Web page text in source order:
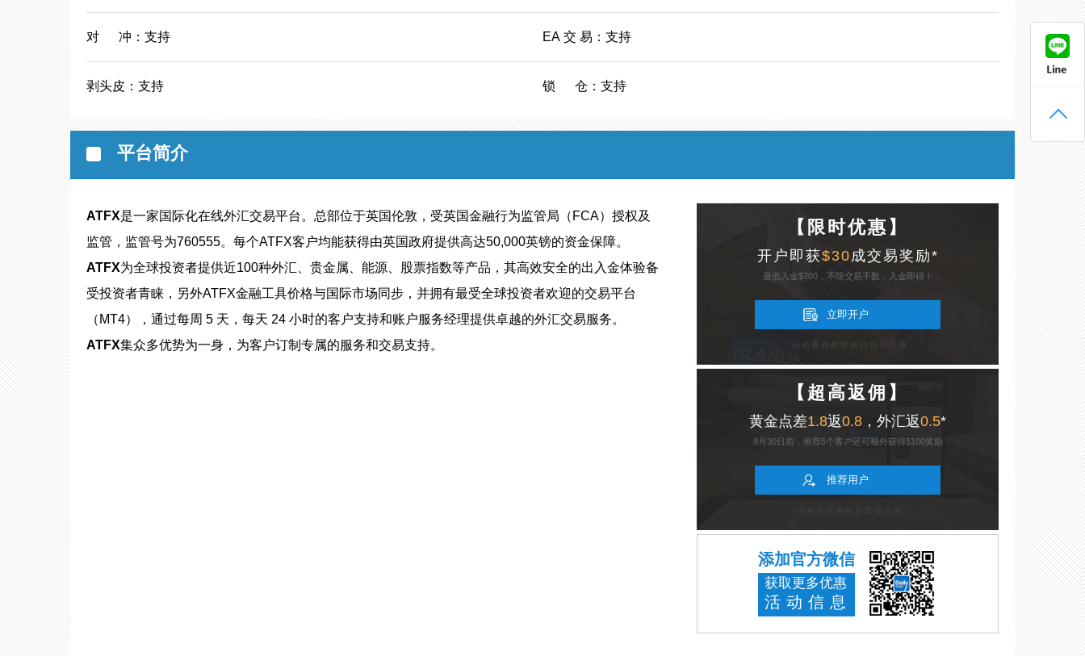
对 冲：支持 EA 交 易：支持
剥头皮：支持 锁 仓：支持
平台简介
ATFX是一家国际化在线外汇交易平台。总部位于英国伦敦，受英国金融行为监管局（FCA）授权及
监管，监管号为760555。每个ATFX客户均能获得由英国政府提供高达50,000英镑的资金保障。
ATFX为全球投资者提供近100种外汇、贵金属、能源、股票指数等产品，其高效安全的出入金体验备
受投资者青睐，另外ATFX金融工具价格与国际市场同步，并拥有最受全球投资者欢迎的交易平台
（MT4），通过每周 5 天，每天 24 小时的客户支持和账户服务经理提供卓越的外汇交易服务。
ATFX集众多优势为一身，为客户订制专属的服务和交易支持。
【限时优惠】
开户即获$30成交易奖励*
最低入金$700，不限交易手数，入金即得！
立即开户
*活动最终解释权归我们所有
【超高返佣】
黄金点差1.8返0.8 ，外汇返0.5*
9月30日前，推荐5个客户还可额外获得$100奖励
推荐用户
添加官方微信
获取更多优惠
活动信息